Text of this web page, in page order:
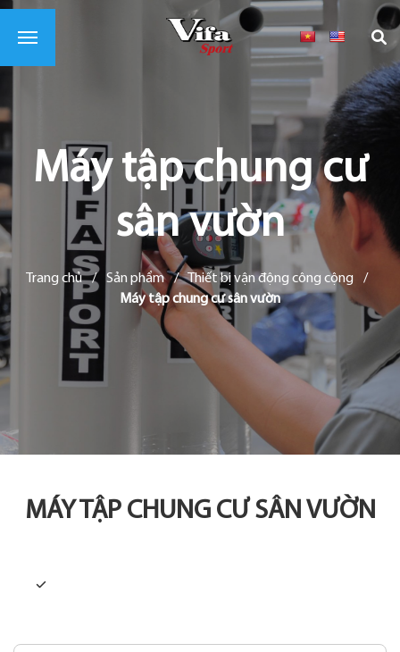
Máy tập chung cư
sân vườn
Trang chủ / Sản phẩm / Thiết bị vận động công cộng
/
Máy tập chung cư sân vườn
MÁY TẬP CHUNG CƯ SÂN VƯỜN